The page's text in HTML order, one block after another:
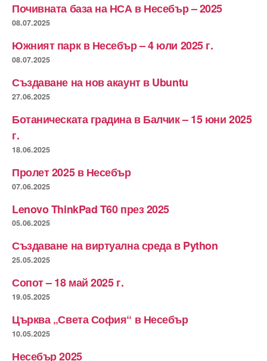
Почивната база на НСА в Несебър – 2025
08.07.2025
Южният парк в Несебър – 4 юли 2025 г.
08.07.2025
Създаване на нов акаунт в Ubuntu
27.06.2025
Ботаническата градина в Балчик – 15 юни 2025
г.
18.06.2025
Пролет 2025 в Несебър
07.06.2025
Lenovo ThinkPad T60 през 2025
05.06.2025
Създаване на виртуална среда в Python
25.05.2025
Сопот – 18 май 2025 г.
19.05.2025
Църква „Света София“ в Несебър
10.05.2025
Несебър 2025